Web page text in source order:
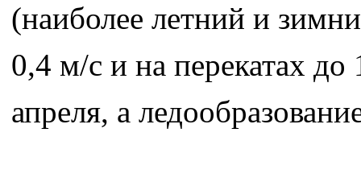
(наиболее летний и
0,4 м/с и на перекатах
апреля, а